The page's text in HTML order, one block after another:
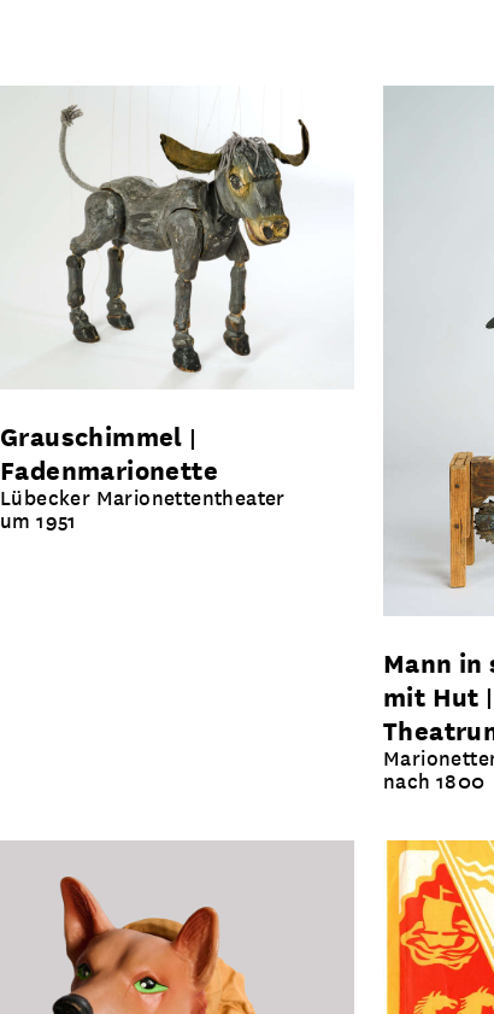
Grauschimmel
Fadenmarionette
Lübecker Marionettentheater
um 1951
Mann in
mit Hut
nach 1800